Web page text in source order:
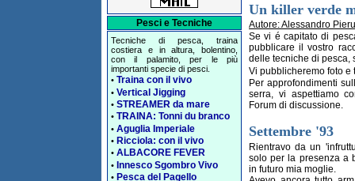
Pesci e Tecniche
Tecniche di pesca, traina
costiera e in altura, bolentino,
con il palamito, per le più
importanti specie di pesci.
• Traina con il vivo
• Vertical Jigging
• STREAMER da mare
• TRAINA: Tonni du branco
• Aguglia Imperiale
• Ricciola: con il vivo
• ALBACORE FEVER
• Innesco Sgombro Vivo
• Pesca del Pagello
Un killer verde
Autore: Alessandro
Se vi é capitato di
pubblicare il vostro
delle tecniche di pesca,
Vi pubblicheremo foto e
Per approfondimenti
serra, vi aspettiamo
Forum di discussione.
Settembre '93
Rientravo da un
solo per la presenza a
in futuro mia moglie.